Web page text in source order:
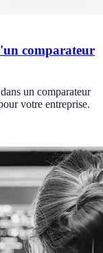
comparateur
un comparateur
votre entreprise.